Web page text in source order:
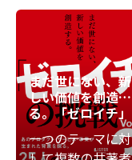
まだ世にない、新
しい価値を創造す
る。「ゼロイチ」
の挑戦 Vol.3
一つのテーマに対